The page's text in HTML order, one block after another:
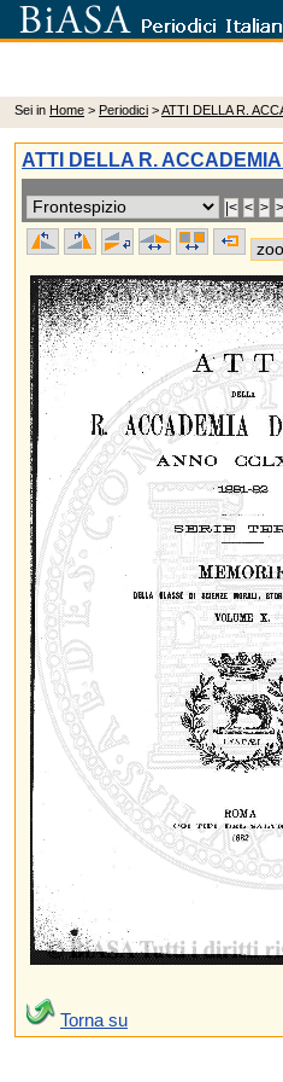
Sei in Home > Periodici >ATTI DELLA R.
ATTI DELLA R.
Torna su